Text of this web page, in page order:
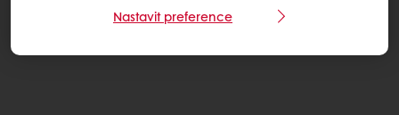
Nastavit preference